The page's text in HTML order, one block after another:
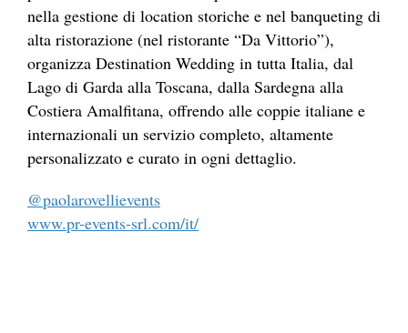
nella gestione di location storiche e nel banqueting di
alta ristorazione (nel ristorante “Da Vittorio”),
organizza Destination Wedding in tutta Italia, dal
Lago di Garda alla Toscana, dalla Sardegna alla
Costiera Amalfitana, offrendo alle coppie italiane e
internazionali un servizio completo, altamente
personalizzato e curato in ogni dettaglio.
@paolarovellievents
www.pr-events-srl.com/it/